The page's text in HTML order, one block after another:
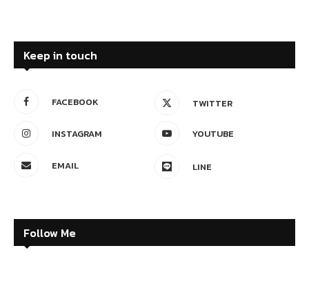
Keep in touch
FACEBOOK TWITTER
INSTAGRAM YOUTUBE
EMAIL LINE
Follow Me